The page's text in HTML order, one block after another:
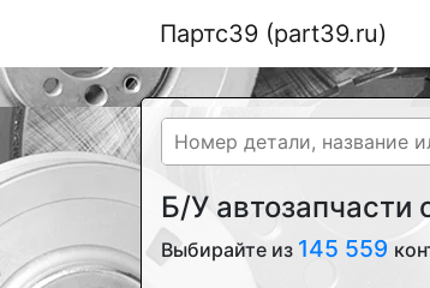
Партс39 (part39.ru)
Б/У автозапчасти
Выбирайте из 145 559